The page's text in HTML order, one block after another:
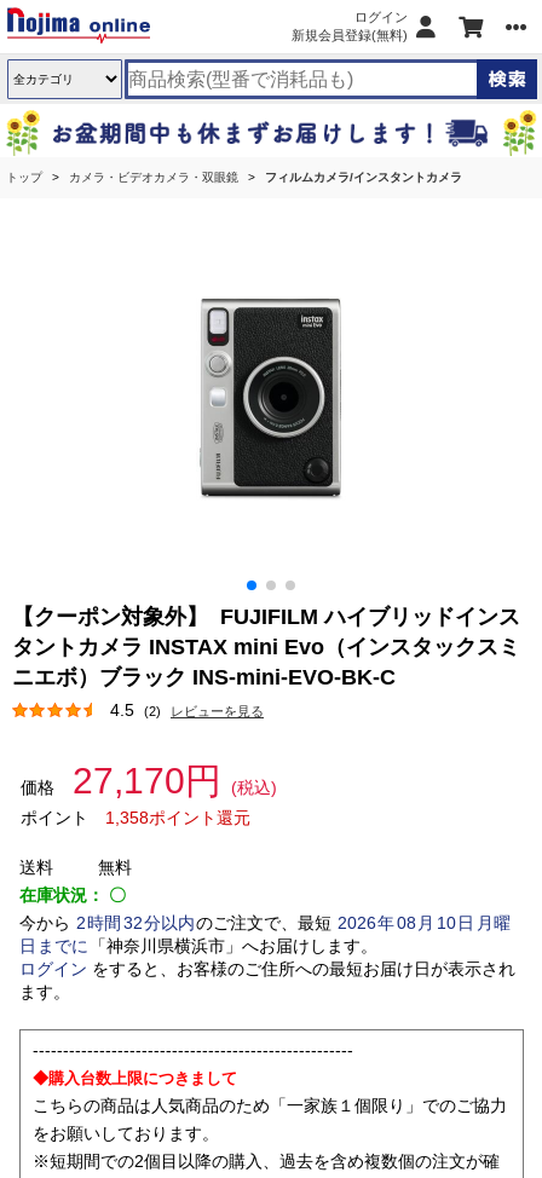
ログイン
新規会員登録(無料)
トップ カメラ・ビデオカメラ・双眼鏡 フィルムカメラ/インスタントカメラ
【クーポン対象外】 FUJIFILM ハイブリッドインス
タントカメラ INSTAX mini Evo（インスタックスミ
ニエボ）ブラック INS-mini-EVO-BK-C
4.5 (2) レビューを見る
価格 27,170円
(税込)
ポイント
1,358ポイント還元
送料
無料
在庫状況： 〇
今から 2時間 32分以内のご注文で、最短 2026年08 月 10日月曜
日 までに 「神奈川県横浜市」 へお届けします。
ログイン をすると、お客様のご住所への最短お届け日が表示され
ます。
-----------------------------------------------------
◆購入台数上限につきまして
こちらの商品は人気商品のため「一家族１個限り」でのご協力
をお願いしております。
※短期間での2個目以降の購入、過去を含め複数個の注文が確